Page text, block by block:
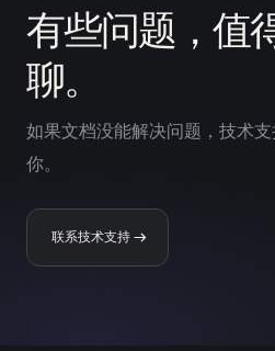
有些问题，值
聊。
如果文档没能解决问题，技术
你。
联系技术支持